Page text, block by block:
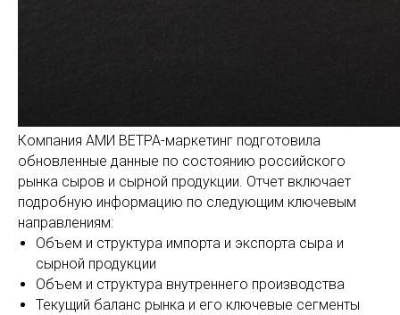
Компания АМИ ВЕТРА-маркетинг подготовила
обновленные данные по состоянию российского
рынка сыров и сырной продукции. Отчет включает
подробную информацию по следующим ключевым
направлениям:
Объем и структура импорта и экспорта сыра и
сырной продукции
Объем и структура внутреннего производства
Текущий баланс рынка и его ключевые сегменты